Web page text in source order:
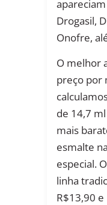
Drogasil,
Onofre,
O melhor
preço por
de 14,7
mais
esmalte
especial.
linha
R$13,90